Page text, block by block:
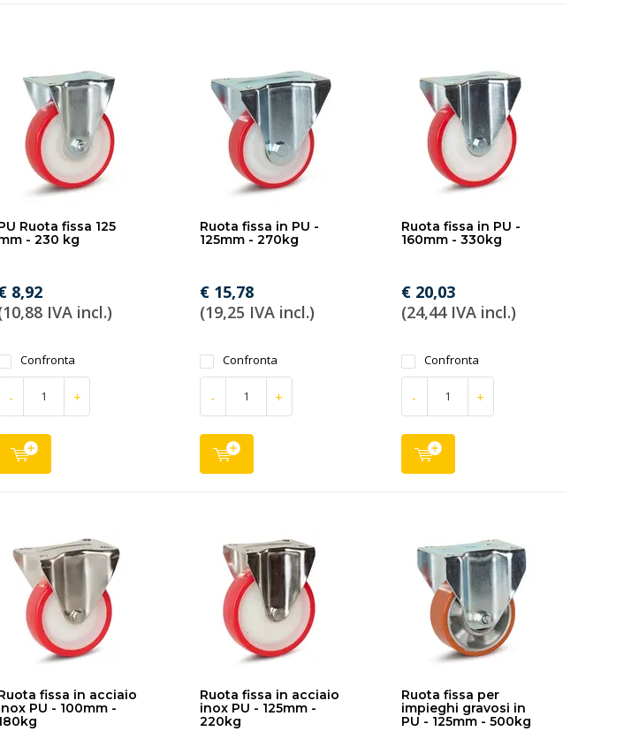
Ruota fissa 125
- 230 kg
8,92
IVA incl.)
Confronta
- +
Ruota fissa in PU -
125mm - 270kg
€ 15,78
(19,25 IVA incl.)
Confronta
- +
Ruota fissa in PU -
160mm - 330kg
€ 20,03
(24,44 IVA incl.)
Confronta
- +
fissa in acciaio
PU - 100mm -
Ruota fissa in acciaio
inox PU - 125mm -
220kg
Ruota fissa per
impieghi gravosi in
PU - 125mm - 500kg